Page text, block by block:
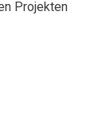
Projekten